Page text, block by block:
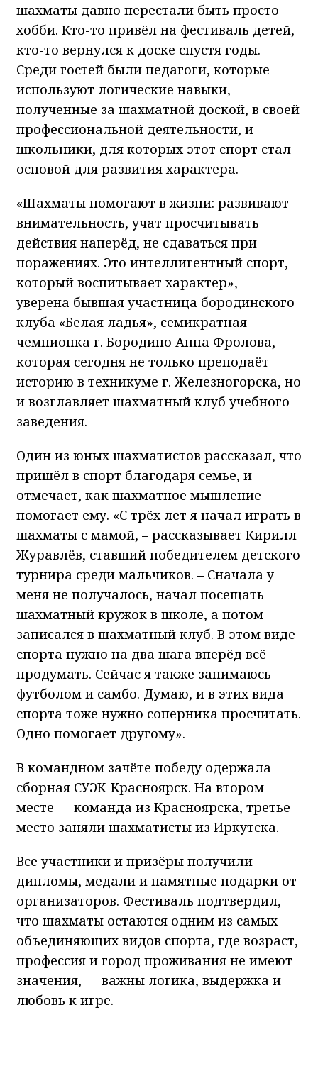
шахматы давно перестали быть просто
хобби. Кто-то привёл на фестиваль детей,
кто-то вернулся к доске спустя годы.
Среди гостей были педагоги, которые
используют логические навыки,
полученные за шахматной доской, в своей
профессиональной деятельности, и
школьники, для которых этот спорт стал
основой для развития характера.
«Шахматы помогают в жизни: развивают
внимательность, учат просчитывать
действия наперёд, не сдаваться при
поражениях. Это интеллигентный спорт,
который воспитывает характер», —
уверена бывшая участница бородинского
клуба «Белая ладья», семикратная
чемпионка г. Бородино Анна Фролова,
которая сегодня не только преподаёт
историю в техникуме г. Железногорска, но
и возглавляет шахматный клуб учебного
заведения.
Один из юных шахматистов рассказал, что
пришёл в спорт благодаря семье, и
отмечает, как шахматное мышление
помогает ему. «С трёх лет я начал играть в
шахматы с мамой, – рассказывает Кирилл
Журавлёв, ставший победителем детского
турнира среди мальчиков. – Сначала у
меня не получалось, начал посещать
шахматный кружок в школе, а потом
записался в шахматный клуб. В этом виде
спорта нужно на два шага вперёд всё
продумать. Сейчас я также занимаюсь
футболом и самбо. Думаю, и в этих вида
спорта тоже нужно соперника просчитать.
Одно помогает другому».
В командном зачёте победу одержала
сборная СУЭК-Красноярск. На втором
месте — команда из Красноярска, третье
место заняли шахматисты из Иркутска.
Все участники и призёры получили
дипломы, медали и памятные подарки от
организаторов. Фестиваль подтвердил,
что шахматы остаются одним из самых
объединяющих видов спорта, где возраст,
профессия и город проживания не имеют
значения, — важны логика, выдержка и
любовь к игре.